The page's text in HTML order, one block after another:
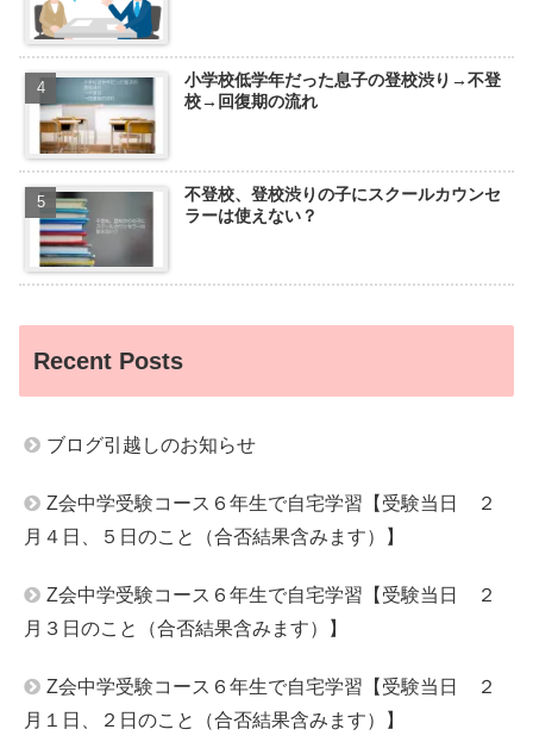
小学校低学年だった息子の登校渋り→不登
校→回復期の流れ
不登校、登校渋りの子にスクールカウンセ
ラーは使えない？
Recent Posts
ブログ引越しのお知らせ
Z会中学受験コース６年生で自宅学習【受験当日 ２
月４日、５日のこと（合否結果含みます）】
Z会中学受験コース６年生で自宅学習【受験当日 ２
月３日のこと（合否結果含みます）】
Z会中学受験コース６年生で自宅学習【受験当日 ２
月１日、２日のこと（合否結果含みます）】